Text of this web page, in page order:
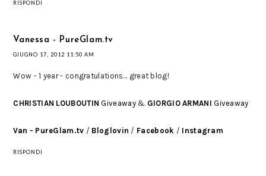
RISPONDI
Vanessa - PureGlam.tv
GIUGNO 17, 2012 11:50 AM
Wow - 1 year - congratulations... great blog!
CHRISTIAN LOUBOUTIN Giveaway& GIORGIO ARMANI Giveaway
Van - PureGlam.tv / Bloglovin / Facebook / Instagram
RISPONDI